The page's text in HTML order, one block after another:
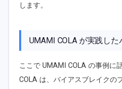
します。
UMAMI COLA が実践し
ここで UMAMI COLA の事例に
COLA は、バイアスブレイクの